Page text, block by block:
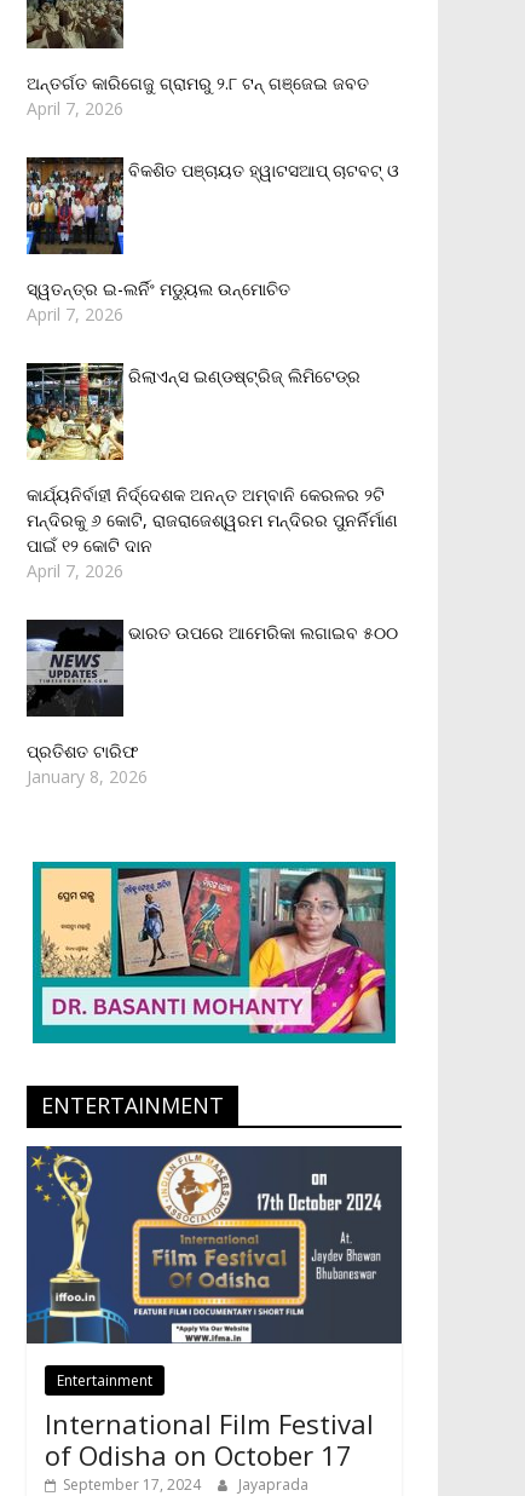
ଅନ୍ତର୍ଗତ କାରିଗେଜୁ ଗ୍ରାମରୁ ୨.୮ ଟନ୍ ଗଞ୍ଜେଇ ଜବତ
April 7, 2026
ବିକଶିତ ପଞ୍ଚାୟତ ହ୍ୱାଟସଆପ୍ ଚାଟବଟ୍ ଓ
ସ୍ୱତନ୍ତ୍ର ଇ-ଲର୍ନିଂ ମଡ୍ୟୁଲ ଉନ୍ମୋଚିତ
April 7, 2026
ରିଲାଏନ୍‌ସ ଇଣ୍ଡଷ୍ଟ୍ରିଜ୍ ଲିମିଟେଡ୍‌ର
କାର୍ଯ୍ୟନିର୍ବାହୀ ନିର୍ଦ୍ଦେଶକ ଅନନ୍ତ ଅମ୍ବାନି କେରଳର ୨ଟି
ମନ୍ଦିରକୁ ୬ କୋଟି, ରାଜରାଜେଶ୍ୱରମ ମନ୍ଦିରର ପୁନର୍ନିର୍ମାଣ
ପାଇଁ ୧୨ କୋଟି ଦାନ
April 7, 2026
ଭାରତ ଉପରେ ଆମେରିକା ଲଗାଇବ ୫୦୦
ପ୍ରତିଶତ ଟାରିଫ
January 8, 2026
ENTERTAINMENT
Entertainment
International Film Festival
of Odisha on October 17
September 17, 2024
Jayaprada